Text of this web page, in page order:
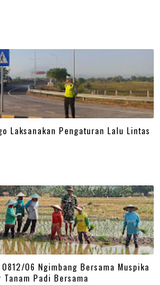
Laksanakan Pengaturan Lalu Lintas
06 Ngimbang Bersama Muspika
Tanam Padi Bersama